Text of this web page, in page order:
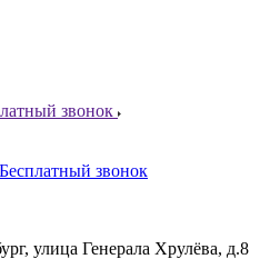
звонок
Бесплатный звонок
улица Генерала Хрулёва, д.8